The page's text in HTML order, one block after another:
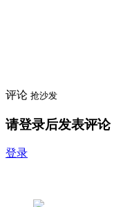
评论 抢沙发
请登录后发表评论
登录